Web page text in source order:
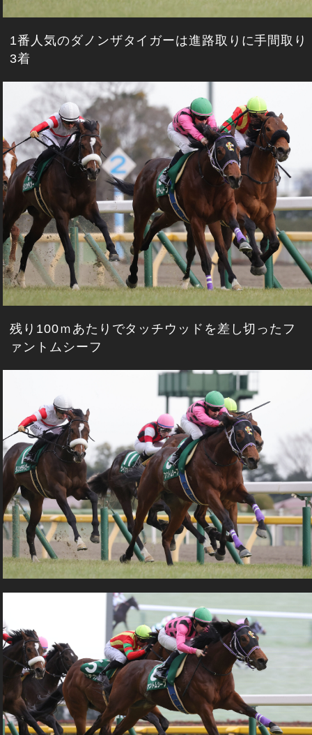
1番人気のダノンザタイガーは進路取りに手間取り
3着
残り100ｍあたりでタッチウッドを差し切ったフ
ァントムシーフ